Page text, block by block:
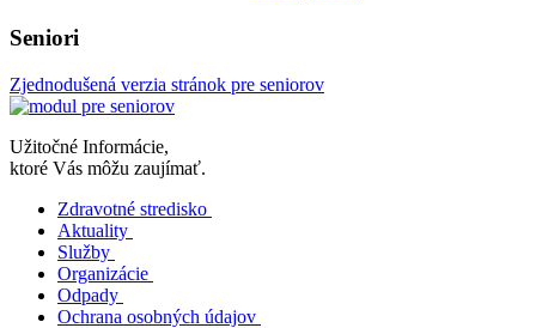
Seniori
Zjednodušená verzia stránok pre seniorov
Užitočné Informácie,
ktoré Vás môžu zaujímať.
Zdravotné stredisko
Aktuality
Služby
Organizácie
Odpady
Ochrana osobných údajov